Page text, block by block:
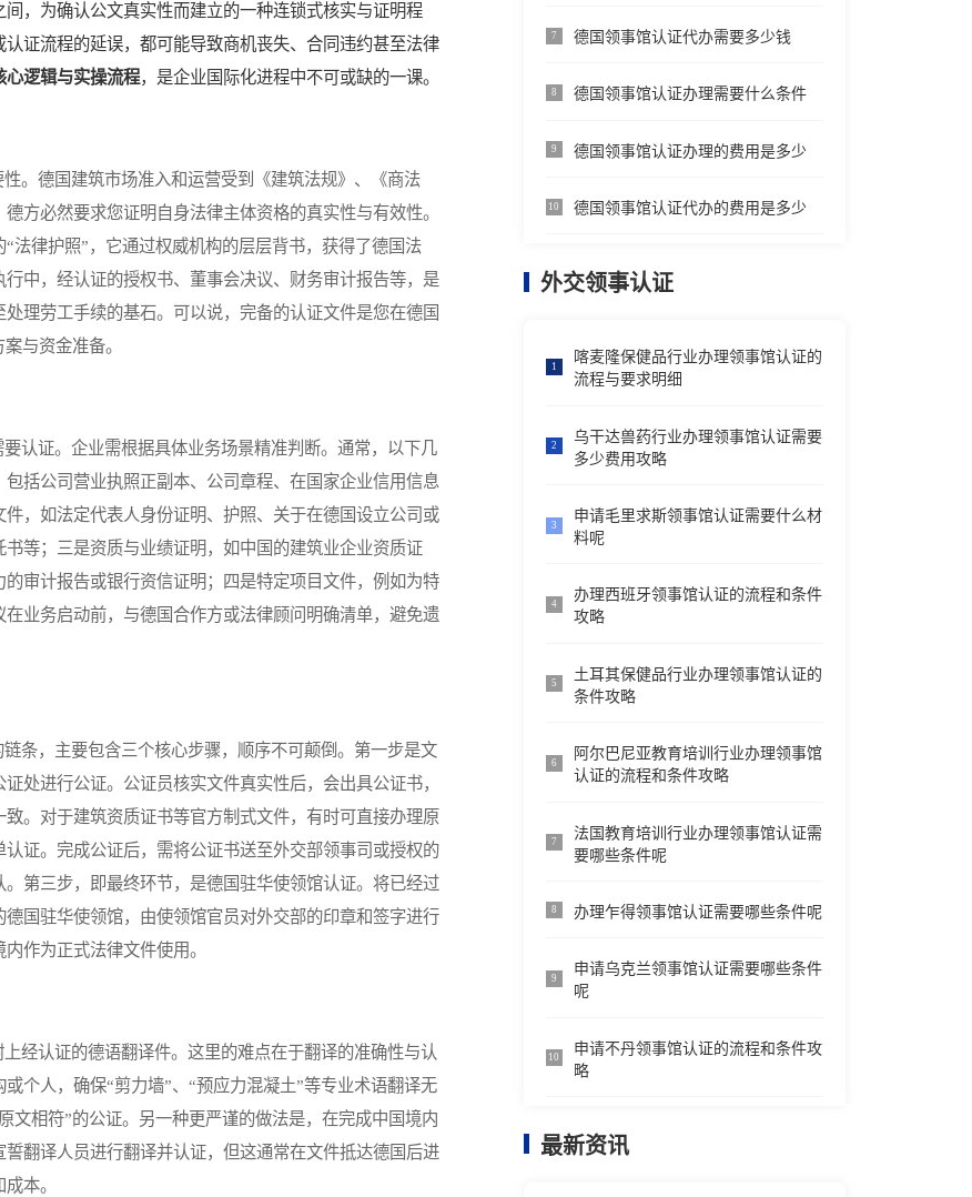
，为确认公文真实性而建立的一种连锁式核实与证明程
证流程的延误，都可能导致商机丧失、合同违约甚至法律
心逻辑与实操流程，是企业国际化进程中不可或缺的一课。
德国建筑市场准入和运营受到《建筑法规》、《商法
方必然要求您证明自身法律主体资格的真实性与有效性。
法律护照”，它通过权威机构的层层背书，获得了德国法
中，经认证的授权书、董事会决议、财务审计报告等，是
理劳工手续的基石。可以说，完备的认证文件是您在德国
与资金准备。
证。企业需根据具体业务场景精准判断。通常，以下几
括公司营业执照正副本、公司章程、在国家企业信用信息
，如法定代表人身份证明、护照、关于在德国设立公司或
等；三是资质与业绩证明，如中国的建筑业企业资质证
审计报告或银行资信证明；四是特定项目文件，例如为特
业务启动前，与德国合作方或法律顾问明确清单，避免遗
，主要包含三个核心步骤，顺序不可颠倒。第一步是文
处进行公证。公证员核实文件真实性后，会出具公证书，
。对于建筑资质证书等官方制式文件，有时可直接办理原
证。完成公证后，需将公证书送至外交部领事司或授权的
第三步，即最终环节，是德国驻华使领馆认证。将已经过
国驻华使领馆，由使领馆官员对外交部的印章和签字进行
作为正式法律文件使用。
认证的德语翻译件。这里的难点在于翻译的准确性与认
个人，确保“剪力墙”、“预应力混凝土”等专业术语翻译无
文相符”的公证。另一种更严谨的做法是，在完成中国境内
翻译人员进行翻译并认证，但这通常在文件抵达德国后进
本。
7 德国领事馆认证代办需要多少钱
8 德国领事馆认证办理需要什么条件
9 德国领事馆认证办理的费用是多少
10 德国领事馆认证代办的费用是多少
外交领事认证
1
喀麦隆保健品行业办理领事馆认证的
流程与要求明细
2
乌干达兽药行业办理领事馆认证需要
多少费用攻略
3
申请毛里求斯领事馆认证需要什么材
料呢
4
办理西班牙领事馆认证的流程和条件
攻略
5
土耳其保健品行业办理领事馆认证的
条件攻略
6
阿尔巴尼亚教育培训行业办理领事馆
认证的流程和条件攻略
7
法国教育培训行业办理领事馆认证需
要哪些条件呢
8 办理乍得领事馆认证需要哪些条件呢
9
申请乌克兰领事馆认证需要哪些条件
呢
10
申请不丹领事馆认证的流程和条件攻
略
最新资讯